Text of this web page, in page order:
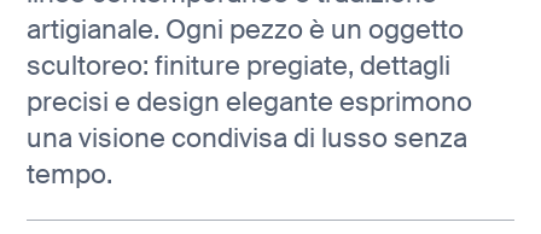
artigianale. Ogni pezzo è un oggetto
scultoreo: finiture pregiate, dettagli
precisi e design elegante esprimono
una visione condivisa di lusso senza
tempo.